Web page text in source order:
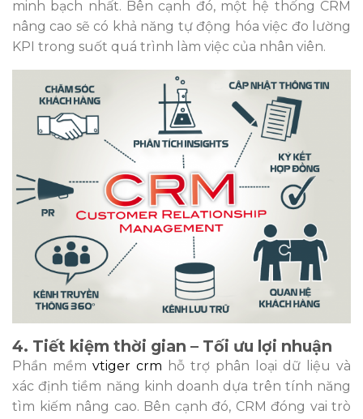
minh bạch nhất. Bên cạnh đó, một hệ thống CRM
nâng cao sẽ có khả năng tự động hóa việc đo lường
KPI trong suốt quá trình làm việc của nhân viên.
4. Tiết kiệm thời gian – Tối ưu lợi nhuận
Phần mềm vtiger crm hỗ trợ phân loại dữ liệu và
xác định tiềm năng kinh doanh dựa trên tính năng
tìm kiếm nâng cao. Bên cạnh đó, CRM đóng vai trò